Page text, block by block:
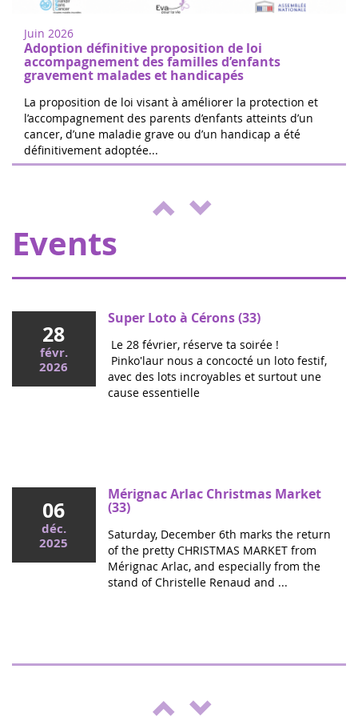
Juin 2026
Adoption définitive proposition de loi
accompagnement des familles d’enfants
gravement malades et handicapés
La proposition de loi visant à améliorer la protection et
l’accompagnement des parents d’enfants atteints d’un
cancer, d’une maladie grave ou d’un handicap a été
définitivement adoptée...
Ce mercredi, le député Vincent Thiébaut organisait avec
Grandir Sans Cancer et Eva pour la vie le colloque "Dons
de vie et lutte contre les cancers, maladies graves et
handicaps de l'enfant" à l'...
Events
2022
research in Nogent-sur-Oise, 30 minutes
of the donations will be d...
04
The 24 hours of Boissy le Cutté
The Running Pour L'espoir team is
for the benefit of Eva pour la vie and
ENVOL, to support sick children....
28
févr.
2026
Super Loto à Cérons (33)
Le 28 février, réserve ta soirée !
Pinko'laur nous a concocté un loto festif,
avec des lots incroyables et surtout une
cause essentielle
06
déc.
2025
Mérignac Arlac Christmas Market
(33)
Saturday, December 6th marks the return
of the pretty CHRISTMAS MARKET from
Mérignac Arlac, and especially from the
stand of Christelle Renaud and ...
"Boulgui" show in Lhuis (Ain)
supporting the fight against cancer. This